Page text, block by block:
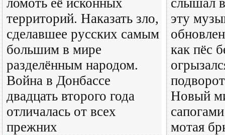
ломоть её исконных
территорий. Наказать зло,
сделавшее русских самым
большим в мире
разделённым народом.
Война в Донбассе
двадцать второго года
отличалась от всех
прежних
слышал
эту
как пёс
Новый
мотая